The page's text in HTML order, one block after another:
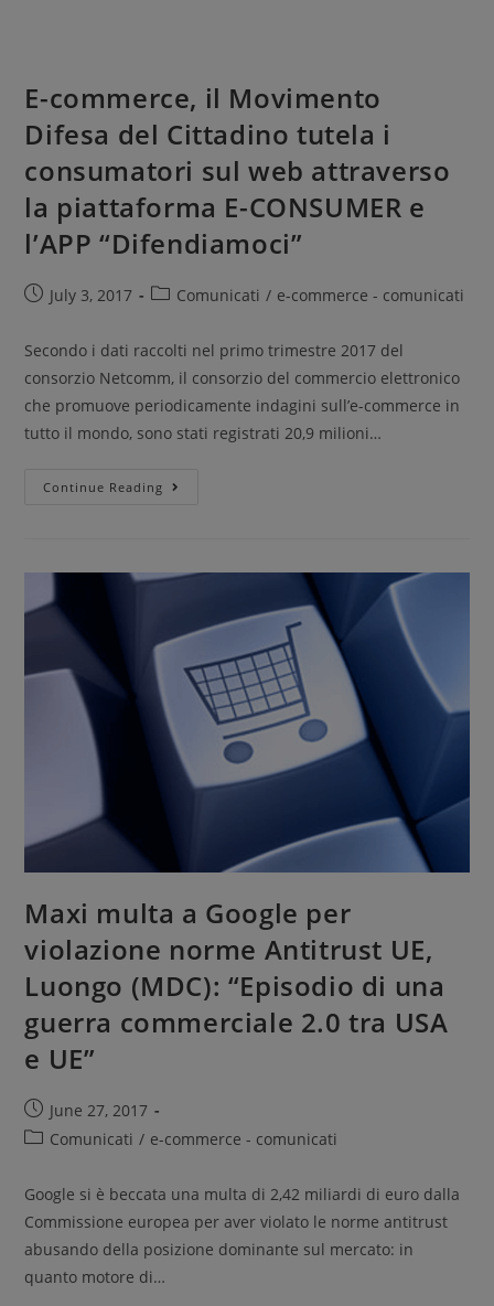
E-commerce, il Movimento
Difesa del Cittadino tutela i
consumatori sul web attraverso
la piattaforma E-CONSUMER e
l’APP “Difendiamoci”
July 3, 2017 Comunicati / e-commerce - comunicati
Secondo i dati raccolti nel primo trimestre 2017 del
consorzio Netcomm, il consorzio del commercio elettronico
che promuove periodicamente indagini sull’e-commerce in
tutto il mondo, sono stati registrati 20,9 milioni…
Continue Reading
Maxi multa a Google per
violazione norme Antitrust UE,
Luongo (MDC): “Episodio di una
guerra commerciale 2.0 tra USA
e UE”
June 27, 2017
Comunicati / e-commerce - comunicati
Google si è beccata una multa di 2,42 miliardi di euro dalla
Commissione europea per aver violato le norme antitrust
abusando della posizione dominante sul mercato: in
quanto motore di…